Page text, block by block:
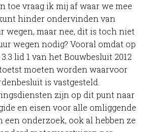
toe vraag ik mij af waar we mee
hinder ondervinden van
wegen, maar nee, dit is toch niet
wegen nodig? Vooral omdat op
lid 1 van het Bouwbesluit 2012
moeten worden waarvoor
is vastgesteld.
zijn op dit punt naar
en eisen voor alle omliggende
een onderzoek, ook al hebben ze